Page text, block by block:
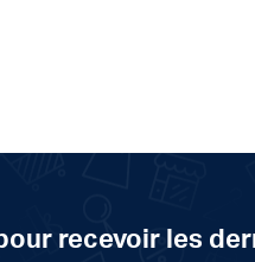
recevoir les